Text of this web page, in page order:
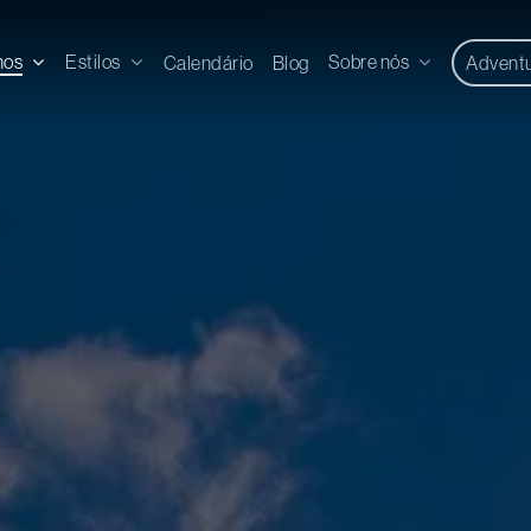
Estilos Calendário Blog Sobre nós